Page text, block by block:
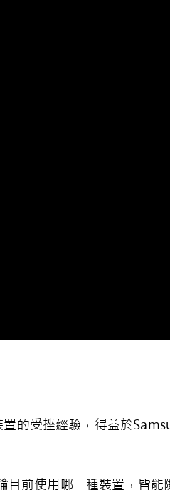
的受挫經驗，得益於
前使用哪一種裝置，皆能